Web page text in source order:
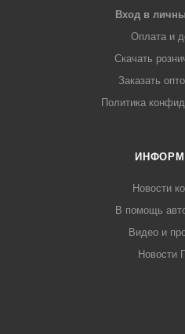
Вход в
Оплата и
Скачать
Заказать
Политика
Новости
В помощь
Видео и
Новости